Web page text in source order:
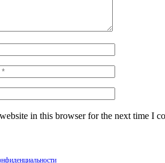
in this browser for the next time I